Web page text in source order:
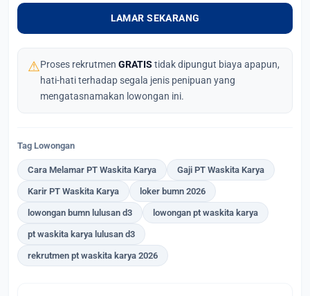
LAMAR SEKARANG
⚠Proses rekrutmen GRATIS tidak dipungut biaya apapun,
hati-hati terhadap segala jenis penipuan yang
mengatasnamakan lowongan ini.
Tag Lowongan
Cara Melamar PT Waskita Karya Gaji PT Waskita Karya
Karir PT Waskita Karya loker bumn 2026
lowongan bumn lulusan d3 lowongan pt waskita karya
pt waskita karya lulusan d3
rekrutmen pt waskita karya 2026